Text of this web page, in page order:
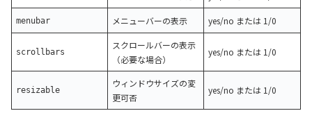
menubar メニューバーの表示 yes/no または 1/0
scrollbars
スクロールバーの表示
（必要な場合）
yes/no または 1/0
resizable
ウィンドウサイズの変
更可否
yes/no または 1/0